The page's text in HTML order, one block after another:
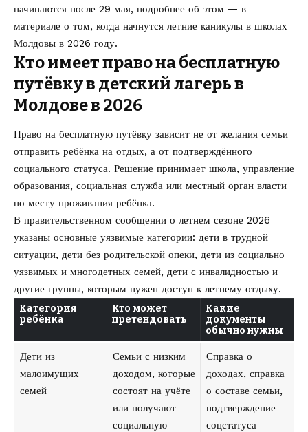
начинаются после 29 мая, подробнее об этом — в
материале о том, когда начнутся летние каникулы в школах
Молдовы в 2026 году.
Кто имеет право на бесплатную
путёвку в детский лагерь в
Молдове в 2026
Право на бесплатную путёвку зависит не от желания семьи
отправить ребёнка на отдых, а от подтверждённого
социального статуса. Решение принимает школа, управление
образования, социальная служба или местный орган власти
по месту проживания ребёнка.
В правительственном сообщении о летнем сезоне 2026
указаны основные уязвимые категории: дети в трудной
ситуации, дети без родительской опеки, дети из социально
уязвимых и многодетных семей, дети с инвалидностью и
другие группы, которым нужен доступ к летнему отдыху.
Категория
ребёнка
Кто может
претендовать
Какие
документы
обычно нужны
Дети из
малоимущих
семей
Семьи с низким
доходом, которые
состоят на учёте
или получают
социальную
Справка о
доходах, справка
о составе семьи,
подтверждение
соцстатуса